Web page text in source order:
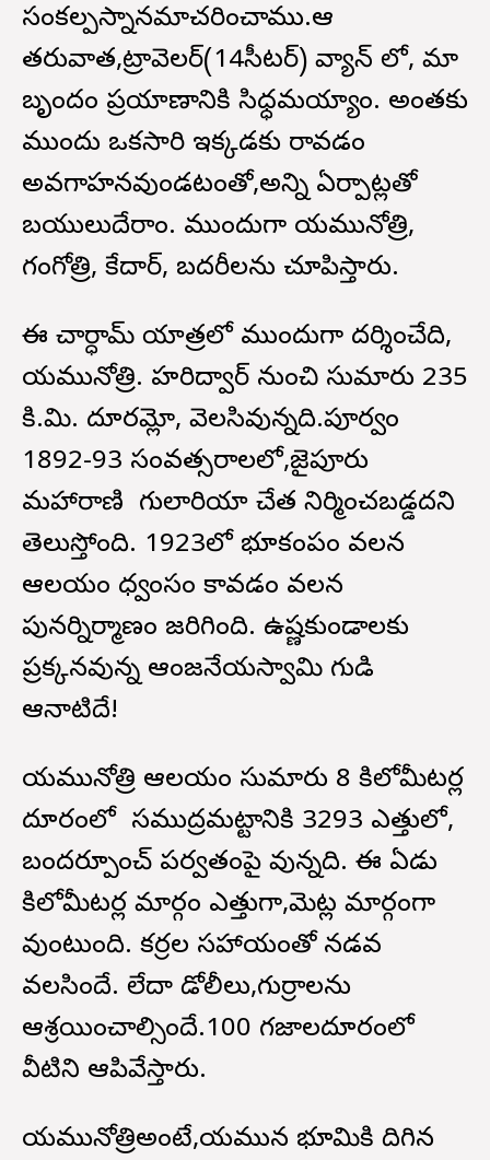
సంకల్పస్నానమాచరించాము.‌ఆ
తరువాత,ట్రావెలర్(14సీటర్) వ్యాన్ లో, మా
బృందం ప్రయాణానికి సిధ్ధమయ్యాం. అంతకు
ముందు ఒకసారి ఇక్కడకు రావడం
అవగాహనవుండటంతో,అన్ని ఏర్పాట్లతో
బయులుదేరాం. ముందుగా యమునోత్రి,
గంగోత్రి, కేదార్, బదరీలను చూపిస్తారు.
ఈ చార్ధామ్ యాత్రలో ముందుగా దర్శించేది,
యమునోత్రి. హరిద్వార్ నుంచి సుమారు 235
కి.మి. దూరమ్లో, వెలసివున్నది.పూర్వం
1892-93 సంవత్సరాలలో,జైపూరు
మహారాణి గులారియా చేత నిర్మించబడ్డదని
తెలుస్తోంది. 1923లో భూకంపం వలన
ఆలయం ధ్వంసం కావడం వలన
పునర్నిర్మాణం జరిగింది. ఉష్ణకుండాలకు
ప్రక్కనవున్న ఆంజనేయస్వామి గుడి
ఆనాటిదే!
యమునోత్రి ఆలయం సుమారు 8 కిలోమీటర్ల
దూరంలో సముద్రమట్టానికి 3293 ఎత్తులో,
బందర్పూంచ్ పర్వతంపై వున్నది. ఈ ఏడు
కిలోమీటర్ల మార్గం ఎత్తుగా,మెట్ల మార్గంగా
వుంటుంది. కర్రల సహాయంతో నడవ
వలసిందే. లేదా డోలీలు,గుర్రాలను
ఆశ్రయించాల్సిందే.100 గజాలదూరంలో
వీటిని ఆపివేస్తారు.
యమునోత్రిఅంటే,యమున భూమికి దిగిన